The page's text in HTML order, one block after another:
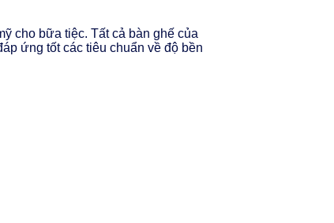
cho bữa tiệc. Tất cả bàn ghế của
ứng tốt các tiêu chuẩn về độ bền